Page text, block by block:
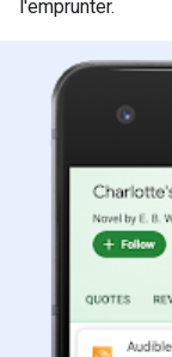
l'emprunter.